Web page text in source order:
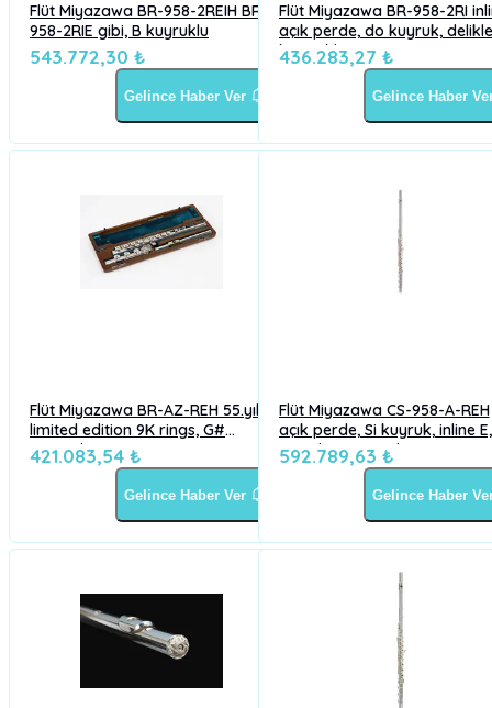
Flüt Miyazawa BR-958-2REIH BR-
958-2RIE gibi, B kuyruklu
543.772,30 ₺
Gelince Haber Ver
Flüt Miyazawa BR-958-2RI
açık perde, do kuyruk,
kaynaklı 958K
436.283,27 ₺
Gelince Haber
Flüt Miyazawa BR-AZ-REH 55.yıl
limited edition 9K rings, G#
üzerinde zümrüt
421.083,54 ₺
Gelince Haber Ver
Flüt Miyazawa CS-958-A-REH
açık perde, Si kuyruk, inline E,
Straubinger pads
592.789,63 ₺
Gelince Haber